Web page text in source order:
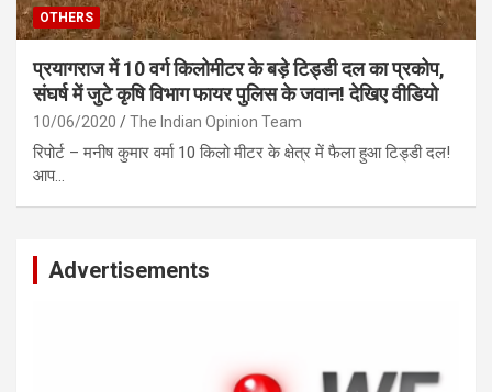
OTHERS
प्रयागराज में 10 वर्ग किलोमीटर के बड़े टिड्डी दल का प्रकोप,
संघर्ष में जुटे कृषि विभाग फायर पुलिस के जवान! देखिए वीडियो
10/06/2020 The Indian Opinion Team
रिपोर्ट – मनीष कुमार वर्मा 10 किलो मीटर के क्षेत्र में फैला हुआ टिड्डी दल!
आप…
Advertisements